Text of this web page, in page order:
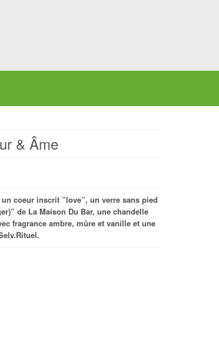
& Âme
coeur inscrit ”love”, un verre sans pied
de La Maison Du Bar, une chandelle
fragrance ambre, mûre et vanille et une